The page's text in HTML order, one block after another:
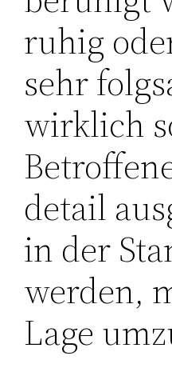
ruhig
sehr
wirklich
detail
in der
werden,
Lage